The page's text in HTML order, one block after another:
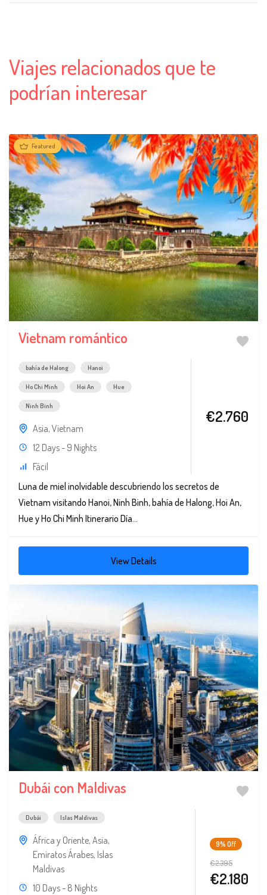
Viajes relacionados que te
podrían interesar
Featured
Vietnam romántico
bahía de Halong Hanoi
Ho Chi Minh Hoi An Hue
Ninh Binh
Asia, Vietnam
12 Days - 9 Nights
Fácil
€2.760
Luna de miel inolvidable descubriendo los secretos de
Vietnam visitando Hanoi, Ninh Binh, bahía de Halong, Hoi An,
Hue y Ho Chi Minh Itinerario Día...
View Details
Dubái con Maldivas
Dubái Islas Maldivas
África y Oriente, Asia,
Emiratos Árabes, Islas
Maldivas
10 Days - 8 Nights
9% Off
€2.180
€2.395